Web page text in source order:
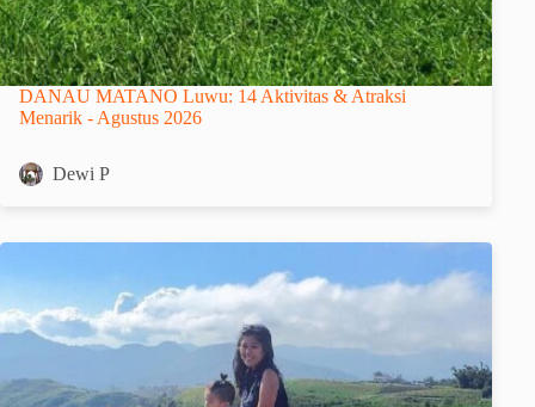
DANAU MATANO Luwu: 14 Aktivitas & Atraksi
Menarik - Agustus 2026
Dewi P